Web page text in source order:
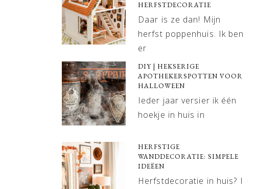
HERFSTDECORATIE
Daar is ze dan! Mijn
herfst poppenhuis. Ik ben
er
DIY | HEKSERIGE
APOTHEKERSPOTTEN VOOR
HALLOWEEN
Ieder jaar versier ik één
hoekje in huis in
HERFSTIGE
WANDDECORATIE: SIMPELE
IDEËEN
Herfstdecoratie in huis? I